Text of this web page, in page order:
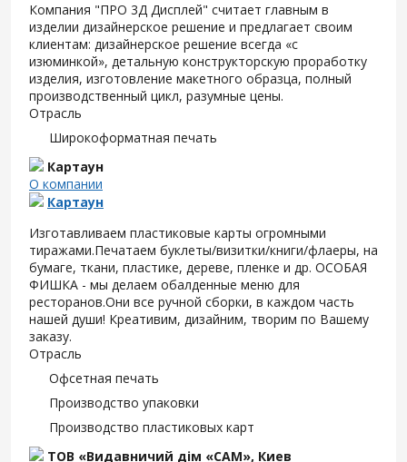
Компания "ПРО 3Д Дисплей" считает главным в
изделии дизайнерское решение и предлагает своим
клиентам: дизайнерское решение всегда «с
изюминкой», детальную конструкторскую проработку
изделия, изготовление макетного образца, полный
производственный цикл, разумные цены.
Отрасль
Широкоформатная печать
Картаун
О компании
Картаун
Изготавливаем пластиковые карты огромными
тиражами.Печатаем буклеты/визитки/книги/флаеры, на
бумаге, ткани, пластике, дереве, пленке и др. ОСОБАЯ
ФИШКА - мы делаем обалденные меню для
ресторанов.Они все ручной сборки, в каждом часть
нашей души! Креативим, дизайним, творим по Вашему
заказу.
Отрасль
Офсетная печать
Производство упаковки
Производство пластиковых карт
ТОВ «Видавничий дім «САМ», Киев